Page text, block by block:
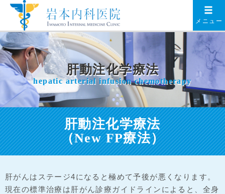
メニュー
肝動注化学療法
hepatic arterial infusion chemotherapy
肝動注化学療法
（New FP療法）
肝がんはステージ4になると極めて予後が悪くなります。
現在の標準治療は肝がん診療ガイドラインによると、全身